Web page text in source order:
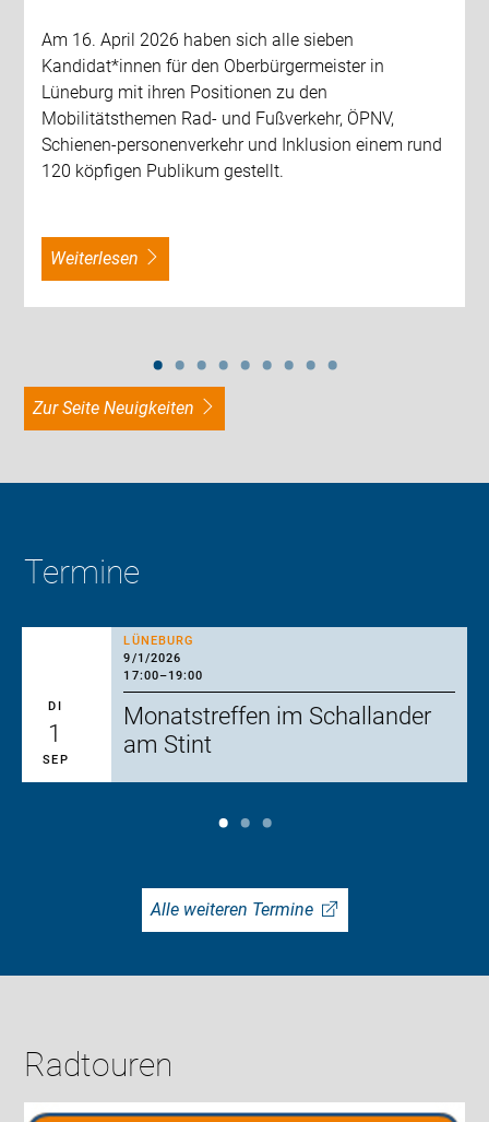
Am 16. April 2026 haben sich alle sieben
Kandidat*innen für den Oberbürgermeister in
Lüneburg mit ihren Positionen zu den
Mobilitätsthemen Rad- und Fußverkehr, ÖPNV,
Schienen-personenverkehr und Inklusion einem rund
120 köpfigen Publikum gestellt.
weiterlesen
zur Seite Neuigkeiten
Termine
LÜNEBURG
9/1/2026
17:00–19:00
DI
1
SEP
Monatstreffen im Schallander
am Stint
Alle weiteren Termine
Radtouren